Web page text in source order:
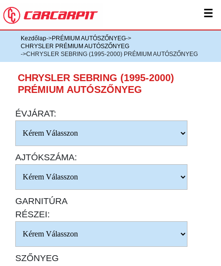
☰
Kezdőlap->PRÉMIUM AUTÓSZŐNYEG->
CHRYSLER PRÉMIUM AUTÓSZŐNYEG
->CHRYSLER SEBRING (1995-2000) PRÉMIUM AUTÓSZŐNYEG
CHRYSLER SEBRING (1995-2000)
PRÉMIUM AUTÓSZŐNYEG
ÉVJÁRAT:
AJTÓKSZÁMA:
GARNITÚRA
RÉSZEI:
SZŐNYEG